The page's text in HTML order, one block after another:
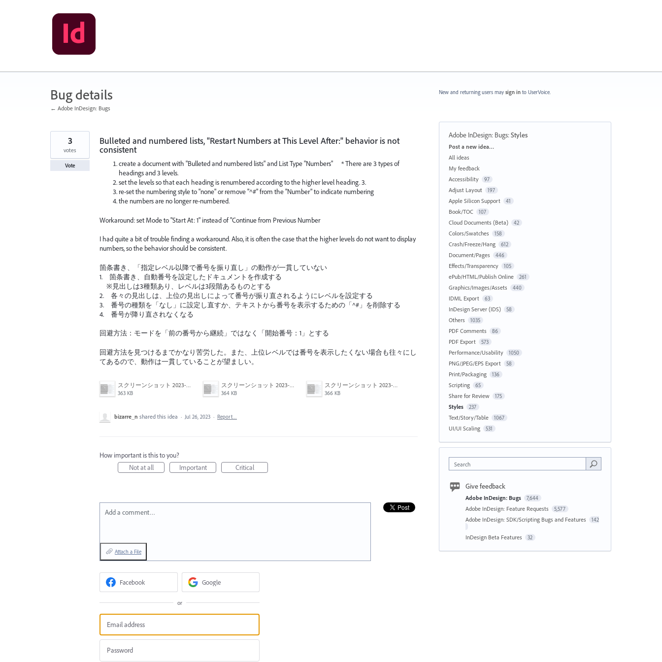
Bug details
← Adobe InDesign: Bugs
Bulleted and numbered lists, "Restart Numbers at This Level After:" behavior is not
consistent
create a document with "Bulleted and numbered lists" and List Type "Numbers" * There are 3 types of
headings and 3 levels.
set the levels so that each heading is renumbered according to the higher level heading. 3.
re-set the numbering style to "none" or remove "^#" from the "Number" to indicate numbering
the numbers are no longer re-numbered.
Workaround: set Mode to "Start At: 1" instead of "Continue from Previous Number
I had quite a bit of trouble finding a workaround. Also, it is often the case that the higher levels do not want to display
numbers, so the behavior should be consistent.
箇条書き、「指定レベル以降で番号を振り直し」の動作が一貫していない
1. 箇条書き、自動番号を設定したドキュメントを作成する
※見出しは3種類あり、レベルは3段階あるものとする
2. 各々の見出しは、上位の見出しによって番号が振り直されるようにレベルを設定する
3. 番号の種類を「なし」に設定し直すか、テキストから番号を表示するための「^#」を削除する
4. 番号が降り直されなくなる
回避方法：モードを「前の番号から継続」ではなく「開始番号：1」とする
回避方法を見つけるまでかなり苦労した。また、上位レベルでは番号を表示したくない場合も往々にし
てあるので、動作は一貫していることが望ましい。
スクリーンショット 2023-07-26 20.50.22.png
363 KB
スクリーンショット 2023-07-26 20.50.08.png
364 KB
スクリーンショット 2023-07-26 20.49.42.png
366 KB
3
votes
Vote
bizarre_n shared this idea · Jul 26, 2023 · Report…
How important is this to you?
Not at all
Important Critical
Add a comment…
Attach a File
Facebook Google
or
New and returning users may sign in to UserVoice.
Adobe InDesign: Bugs:Styles
Categories
Post a new idea…
All ideas
My feedback
Accessibility
97
Adjust Layout 197
Apple Silicon Support 41
Book/TOC 107
Cloud Documents (Beta) 42
Colors/Swatches 158
Crash/Freeze/Hang 612
Document/Pages 446
Effects/Transparency 105
ePub/HTML/Publish Online 261
Graphics/Images/Assets 440
IDML Export 63
InDesign Server (IDS) 58
Others 1035
PDF Comments 86
PDF Export 573
Performance/Usability 1050
PNG/JPEG/EPS Export 58
Print/Packaging 136
Scripting 65
Share for Review 175
Styles 237
Text/Story/Table 1067
UI/UI Scaling 531
Search
Give feedback
Adobe InDesign: Bugs 7,644
Adobe InDesign: Feature Requests 5,577
Adobe InDesign: SDK/Scripting Bugs and Features 142
InDesign Beta Features 32